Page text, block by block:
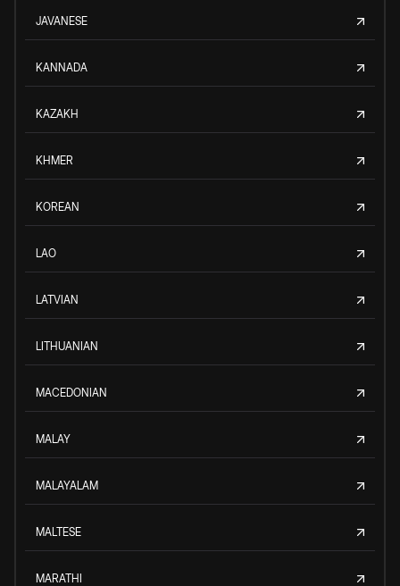
JAVANESE
KANNADA
KAZAKH
KHMER
KOREAN
LAO
LATVIAN
LITHUANIAN
MACEDONIAN
MALAY
MALAYALAM
MALTESE
MARATHI